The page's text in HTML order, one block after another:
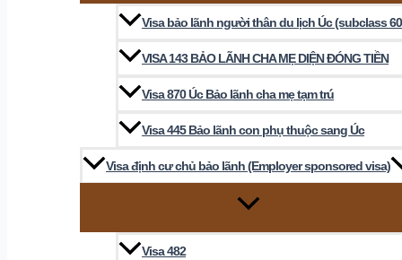
Visa bảo lãnh người thân du lịch Úc (subclass
VISA 143 BẢO LÃNH CHA MẸ DIỆN ĐÓNG TIỀN
Visa 870 Úc Bảo lãnh cha mẹ tạm trú
Visa 445 Bảo lãnh con phụ thuộc sang Úc
Visa định cư chủ bảo lãnh (Employer sponsored visa)
Visa 482